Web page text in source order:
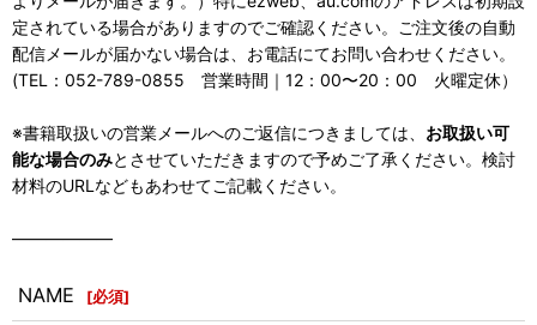
定されている場合がありますのでご確認ください。ご注文後の自動
配信メールが届かない場合は、お電話にてお問い合わせください。
(TEL：052-789-0855 営業時間｜12：00〜20：00 火曜定休）
※書籍取扱いの営業メールへのご返信につきましては、 お取扱い可
能な場合のみとさせていただきますので予めご了承ください。検討
材料のURLなどもあわせてご記載ください。
――――――
NAME [必須]